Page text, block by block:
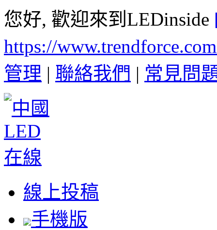
您好, 歡迎來到LEDinside
https://
管理 | 聯絡我們 | 常見問
線上投稿
手機版